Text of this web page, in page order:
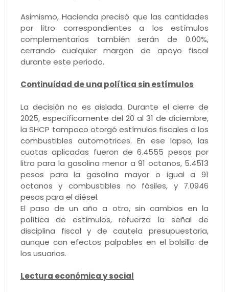
Asimismo, Hacienda precisó que las cantidades
por litro correspondientes a los estímulos
complementarios también serán de 0.00%,
cerrando cualquier margen de apoyo fiscal
durante este periodo.
Continuidad de una política sin estímulos
La decisión no es aislada. Durante el cierre de
2025, específicamente del 20 al 31 de diciembre,
la SHCP tampoco otorgó estímulos fiscales a los
combustibles automotrices. En ese lapso, las
cuotas aplicadas fueron de 6.4555 pesos por
litro para la gasolina menor a 91 octanos, 5.4513
pesos para la gasolina mayor o igual a 91
octanos y combustibles no fósiles, y 7.0946
pesos para el diésel.
El paso de un año a otro, sin cambios en la
política de estímulos, refuerza la señal de
disciplina fiscal y de cautela presupuestaria,
aunque con efectos palpables en el bolsillo de
los usuarios.
Lectura económica y social